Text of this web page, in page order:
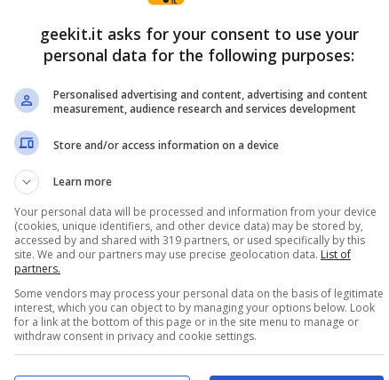
il suo corpo, probabilmente nel tentativo di
poterlo poi trascinare via.
sua canoa quando dalle
terrore poi l’epilogo
al largo di Tazacorte
letteralmente un pescatore a bordo della sua
con sé. L’uomo, dopo la sorpresa e il
di lottare con tutto se stesso per la sua
Lo scontro è durato interminabili minuti,
in alcuno modo a abbandonare la lotta.
geekit.it asks for your consent to use your
personal data for the following purposes:
Personalised advertising and content, advertising and content
measurement, audience research and services development
Store and/or access information on a device
Learn more
Your personal data will be processed and information from your device
(cookies, unique identifiers, and other device data) may be stored by,
accessed by and shared with 319 partners, or used specifically by this
site. We and our partners may use precise geolocation data. List of
partners.
Some vendors may process your personal data on the basis of legitimate
interest, which you can object to by managing your options below. Look
for a link at the bottom of this page or in the site menu to manage or
withdraw consent in privacy and cookie settings.